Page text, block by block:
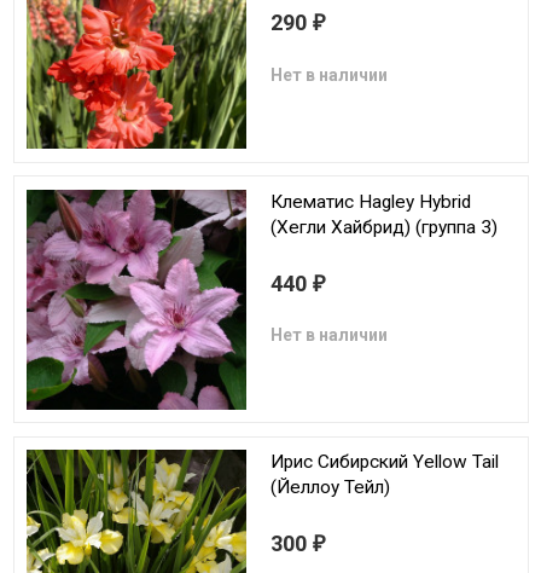
290 ₽
Нет в наличии
Клематис Hagley Hybrid
(Хегли Хайбрид) (группа 3)
440 ₽
Нет в наличии
Ирис Сибирский Yellow Tail
(Йеллоу Тейл)
300 ₽